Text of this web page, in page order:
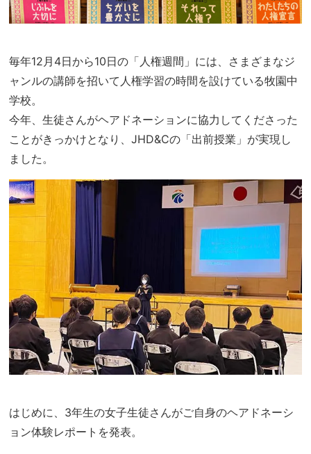
毎年12月4日から10日の「人権週間」には、さまざまなジ
ャンルの講師を招いて人権学習の時間を設けている牧園中
学校。
今年、生徒さんがヘアドネーションに協力してくださった
ことがきっかけとなり、JHD&Cの「出前授業」が実現し
ました。
はじめに、3年生の女子生徒さんがご自身のヘアドネーシ
ョン体験レポートを発表。